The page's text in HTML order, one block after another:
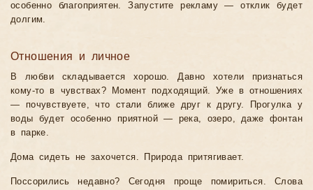
особенно благоприятен. Запустите рекламу — отклик будет
долгим.
Отношения и личное
В любви складывается хорошо. Давно хотели признаться
кому-то в чувствах? Момент подходящий. Уже в отношениях
— почувствуете, что стали ближе друг к другу. Прогулка у
воды будет особенно приятной — река, озеро, даже фонтан
в парке.
Дома сидеть не захочется. Природа притягивает.
Поссорились недавно? Сегодня проще помириться. Слова